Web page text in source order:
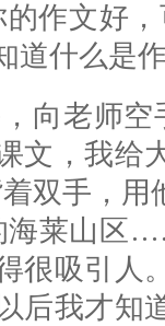
作文好
道什么是
向老师
文，我给
双手，
海莱山区
很吸引人
后我才知